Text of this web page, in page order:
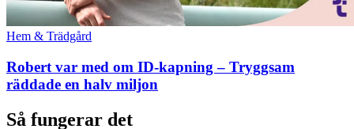
Hem & Trädgård
Robert var med om ID-kapning – Tryggsam
räddade en halv miljon
Så fungerar det